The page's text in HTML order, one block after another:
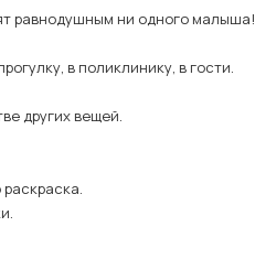
равнодушным ни одного малыша!
в поликлинику, в гости.
других вещей.